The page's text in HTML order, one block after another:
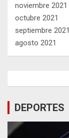
noviembre 2021
octubre 2021
septiembre 2021
agosto 2021
DEPORTES